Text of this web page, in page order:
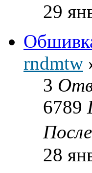
29
rndmtw
3
6789
28